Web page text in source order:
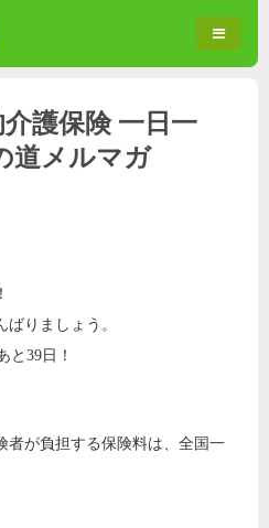
介護保険 一日一
道メルマガ
りましょう。
と39日！
者が負担する保険料は、全国一